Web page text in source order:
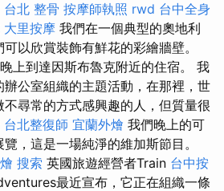
台北 整骨 按摩師執照 rwd 台中全身
大里按摩 我們在一個典型的奧地利
以欣賞裝飾有鮮花的彩繪牆壁。
晚上到達因斯布魯克附近的住宿。 我
公室組織的主題活動，在那裡，世
尋常的方式感興趣的人，但質量很
台北整復師 宜蘭外燴 我們晚上的可
，這是一場純淨的維加斯節目。
搜索 英國旅遊經營者Train 台中按
最近宣布，它正在組織一條